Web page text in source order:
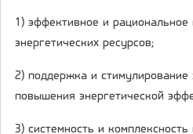
1) эффективное и рациональное
энергетических ресурсов;
2) поддержка и стимулирование
повышения энергетической
3) системность и